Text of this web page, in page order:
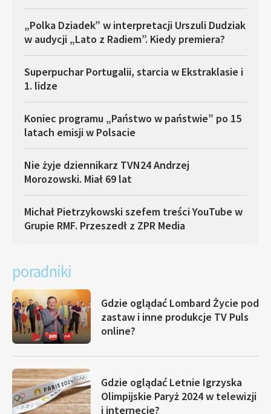
„Polka Dziadek” w interpretacji Urszuli Dudziak
w audycji „Lato z Radiem”. Kiedy premiera?
Superpuchar Portugalii, starcia w Ekstraklasie i
1. lidze
Koniec programu „Państwo w państwie” po 15
latach emisji w Polsacie
Nie żyje dziennikarz TVN24 Andrzej
Morozowski. Miał 69 lat
Michał Pietrzykowski szefem treści YouTube w
Grupie RMF. Przeszedł z ZPR Media
poradniki
Gdzie oglądać Lombard Życie pod
zastaw i inne produkcje TV Puls
online?
Gdzie oglądać Letnie Igrzyska
Olimpijskie Paryż 2024 w telewizji
i internecie?